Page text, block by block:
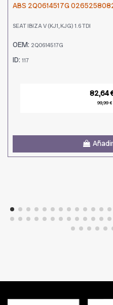
ABS 2Q0614517G
SEAT IBIZA V (KJ1, KJG) 1.6 TDI
OEM: 2Q0614517G
ID: 117
82,64
99,99